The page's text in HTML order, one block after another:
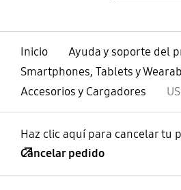
Inicio
Ayuda y soporte del
Smartphones, Tablets y
Accesorios y Cargadores
Haz clic aquí para cancelar tu
Cancelar pedido